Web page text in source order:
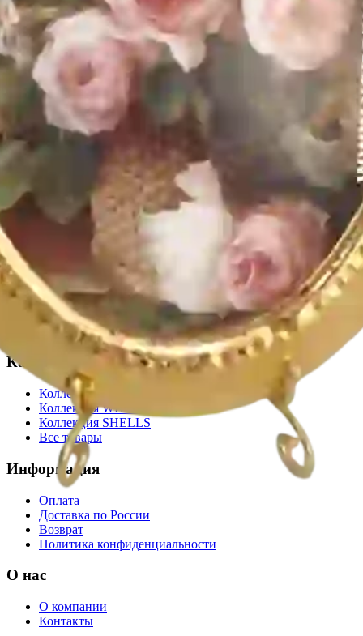
Панно и картины
Размер товара (ДxШxВ)
31x24x3
Описание
Бренд - Bruno Costenaro Коллекция - Fragrance Страна - Италия
Материал - керамика Декор - золото 24-карата
Подписывайтесь!
Узнавайте свежую информацию о скидках и акциях первым.
Подписаться
Подписываясь на рассылку, Вы соглашаетесь на обработку данных
в соответствии с ФЗ РФ от 27.07.2006, №152 ФЗ "О персональных
данных"
Для подписки необходимо принять условия соглашения
Каталог
Коллекция BOUCHER
Коллекция WHITE GOLD
Коллекция SHELLS
Все товары
Информация
Оплата
Доставка по России
Возврат
Политика конфиденциальности
О нас
О компании
Контакты